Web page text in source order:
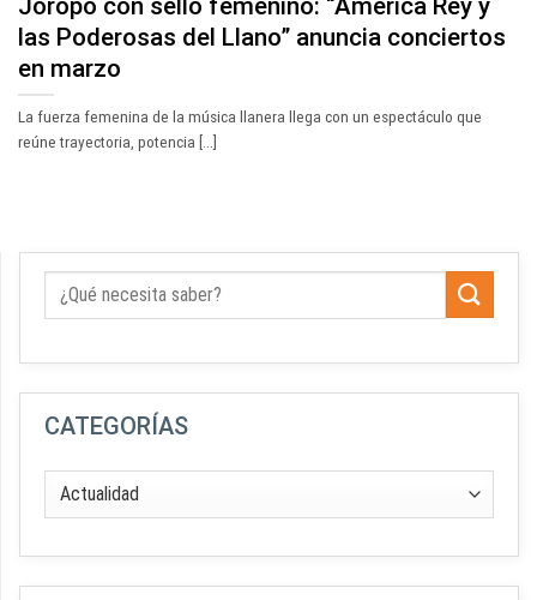
las Poderosas del Llano” anuncia conciertos
en marzo
La fuerza femenina de la música llanera llega con un espectáculo que
reúne trayectoria, potencia [...]
CATEGORÍAS